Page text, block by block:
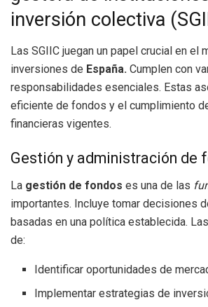
inversión colectiva
Las SGIIC juegan un papel crucial en el
inversiones de España. Cumplen con
responsabilidades esenciales. Estas
eficiente de fondos y el cumplimiento
financieras vigentes.
Gestión y administración de
La gestión de fondos es una de las
importantes. Incluye tomar decisiones
basadas en una política establecida.
de:
Identificar oportunidades de
Implementar estrategias de